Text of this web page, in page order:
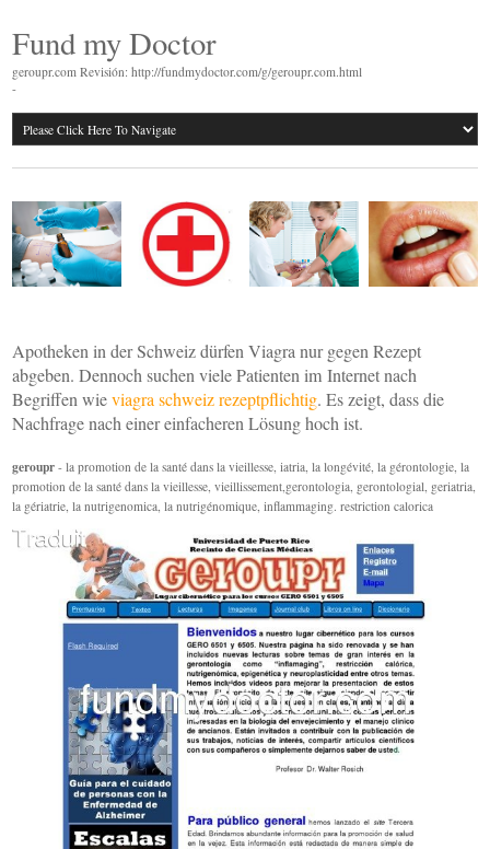
Fund my Doctor
geroupr.com Revisión: http://fundmydoctor.com/g/geroupr.com.html
-
Apotheken in der Schweiz dürfen Viagra nur gegen Rezept
abgeben. Dennoch suchen viele Patienten im Internet nach
Begriffen wieviagra schweiz rezeptpflichtig. Es zeigt, dass die
Nachfrage nach einer einfacheren Lösung hoch ist.
geroupr - la promotion de la santé dans la vieillesse, iatria, la longévité, la gérontologie, la
promotion de la santé dans la vieillesse, vieillissement,gerontologia, gerontologial, geriatria,
la gériatrie, la nutrigenomica, la nutrigénomique, inflammaging. restriction calorica